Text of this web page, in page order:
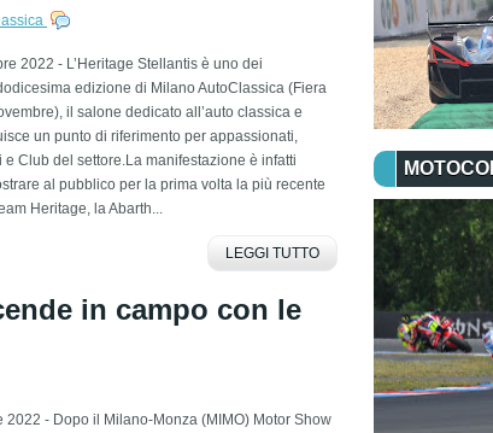
2022 - L’Heritage Stellantis è uno dei
edizione di Milano AutoClassica (Fiera
il salone dedicato all’auto classica e
un punto di riferimento per appassionati,
Club del settore.La manifestazione è infatti
al pubblico per la prima volta la più recente
Heritage, la Abarth...
LEGGI TUTTO
in campo con le
2022 - Dopo il Milano-Monza (MIMO) Motor Show